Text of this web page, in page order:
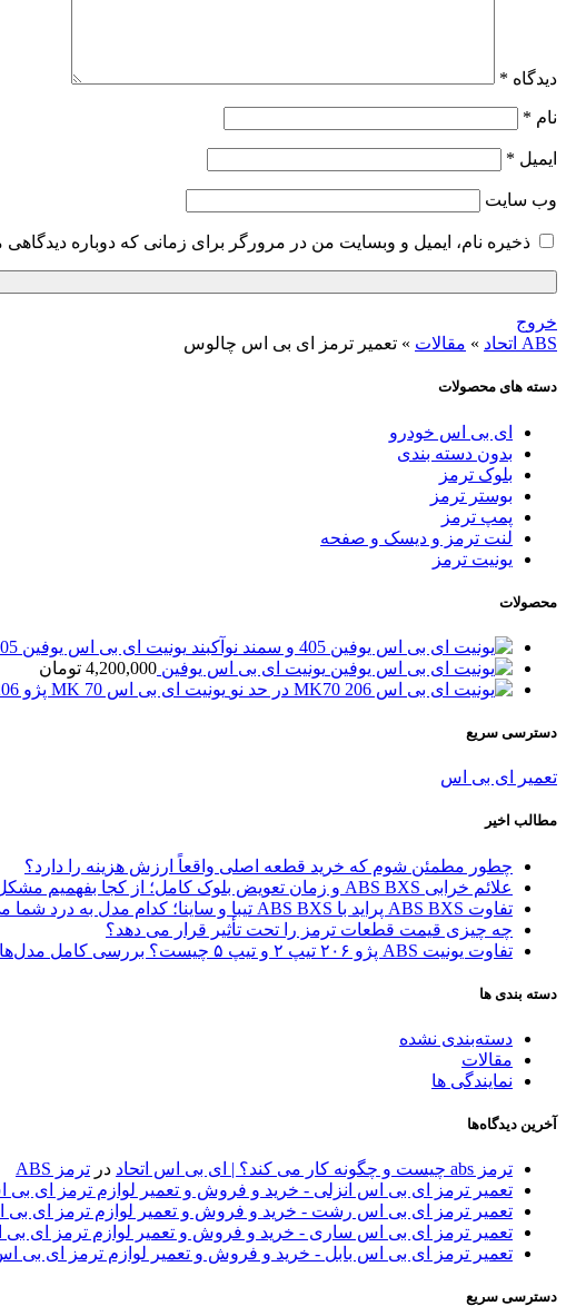
دیدگاه *
نام *
ایمیل *
وب‌ سایت
ذخیره نام، ایمیل و وبسایت من در مرورگر برای زمانی که دوباره
خروج
ABS اتحاد
» مقالات » تعمیر ترمز ای بی اس چالوس
دسته های محصولات
ای بی اس خودرو
بدون دسته بندی
بلوک ترمز
بوستر ترمز
پمپ ترمز
لنت ترمز و دیسک و صفحه
یونیت ترمز
محصولات
یونیت ای بی اس یوفین 405 و سمند
یونیت ای بی اس یوفین 4,200,000 تومان
یونیت ای بی اس MK 70 پژو 206
دسترسی سریع
تعمیر ای بی اس
مطالب اخیر
چطور مطمئن شوم که خرید قطعه اصلی واقعاً ارزش هزینه را دارد؟
علائم خرابی ABS BXS و زمان تعویض بلوک کامل؛ از کجا بفهمیم مشکل از یونیت است یا کل بلوک؟
تفاوت ABS BXS پراید با ABS BXS تیبا و ساینا؛ کدام مدل به درد شما می‌خورد؟
چه چیزی قیمت قطعات ترمز را تحت تأثیر قرار می دهد؟
تفاوت یونیت ABS پژو ۲۰۶ تیپ ۲ و تیپ ۵ چیست؟ بررسی کامل مدل‌ها و راهنمای انتخاب
دسته بندی ها
دسته‌بندی نشده
مقالات
نمایندگی ها
آخرین دیدگاه‌ها
ترمز abs چیست و چگونه کار می کند؟ | ای بی اس اتحاد در ترمز ABS
تعمیر ترمز ای بی اس انزلی - خرید و فروش و تعمیر لوازم ترمز ای
تعمیر ترمز ای بی اس رشت - خرید و فروش و تعمیر لوازم ترمز ای
تعمیر ترمز ای بی اس ساری - خرید و فروش و تعمیر لوازم ترمز ای
تعمیر ترمز ای بی اس بابل - خرید و فروش و تعمیر لوازم ترمز ای بی
دسترسی سریع